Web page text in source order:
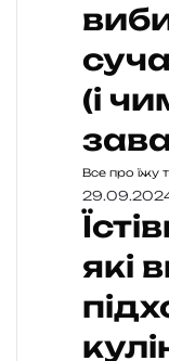
(і
Все про їжу
які